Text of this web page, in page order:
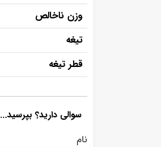
وزن ناخالص
تیغه
قطر تیغه
سوالی دارید؟ بپرسید...
نام